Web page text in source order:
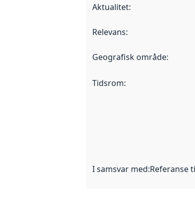
Aktualitet:
Relevans:
Geografisk område:
Tidsrom:
I samsvar med:Referanse